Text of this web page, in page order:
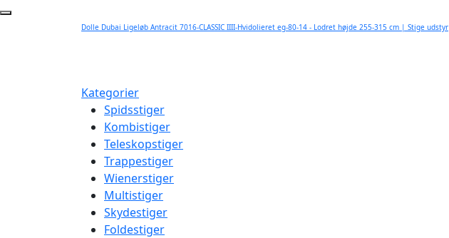
Dolle Dubai Ligeløb Antracit 7016-CLASSIC IIII-Hvidolieret eg-80-14 - Lodret højde 255-315 cm | Stige udstyr
Kategorier
Spidsstiger
Kombistiger
Teleskopstiger
Trappestiger
Wienerstiger
Multistiger
Skydestiger
Foldestiger